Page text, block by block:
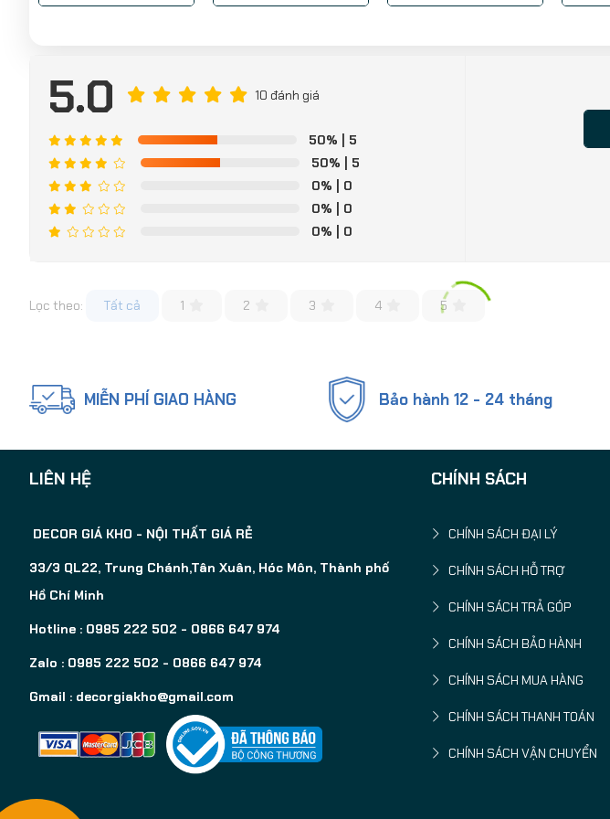
5.0 10 đánh giá
50% | 5
50% | 5
0% | 0
0% | 0
0% | 0
Lọc theo: Tất cả 1 2 3 4 5
MIỄN PHÍ GIAO HÀNG Bảo hành 12 - 24 tháng
LIÊN HỆ
DECOR GIÁ KHO - NỘI THẤT GIÁ RẺ
33/3 QL22, Trung Chánh,Tân Xuân, Hóc Môn, Thành phố
Hồ Chí Minh
Hotline : 0985 222 502 - 0866 647 974
Zalo : 0985 222 502 - 0866 647 974
Gmail : decorgiakho@gmail.com
CHÍNH SÁCH
CHÍNH SÁCH ĐẠI LÝ
CHÍNH SÁCH HỖ TRỢ
CHÍNH SÁCH TRẢ GÓP
CHÍNH SÁCH BẢO HÀNH
CHÍNH SÁCH MUA HÀNG
CHÍNH SÁCH THANH TOÁN
CHÍNH SÁCH VẬN CHUYỂN